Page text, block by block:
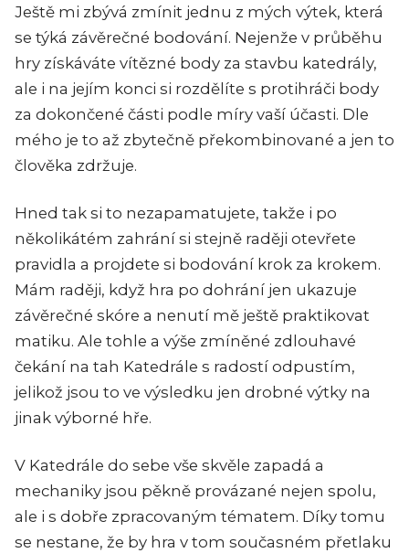
Ještě mi zbývá zmínit jednu z mých výtek, která
se týká závěrečné bodování. Nejenže v průběhu
hry získáváte vítězné body za stavbu katedrály,
ale i na jejím konci si rozdělíte s protihráči body
za dokončené části podle míry vaší účasti. Dle
mého je to až zbytečně překombinované a jen to
člověka zdržuje.
Hned tak si to nezapamatujete, takže i po
několikátém zahrání si stejně raději otevřete
pravidla a projdete si bodování krok za krokem.
Mám raději, když hra po dohrání jen ukazuje
závěrečné skóre a nenutí mě ještě praktikovat
matiku. Ale tohle a výše zmíněné zdlouhavé
čekání na tah Katedrále s radostí odpustím,
jelikož jsou to ve výsledku jen drobné výtky na
jinak výborné hře.
V Katedrále do sebe vše skvěle zapadá a
mechaniky jsou pěkně provázané nejen spolu,
ale i s dobře zpracovaným tématem. Díky tomu
se nestane, že by hra v tom současném přetlaku